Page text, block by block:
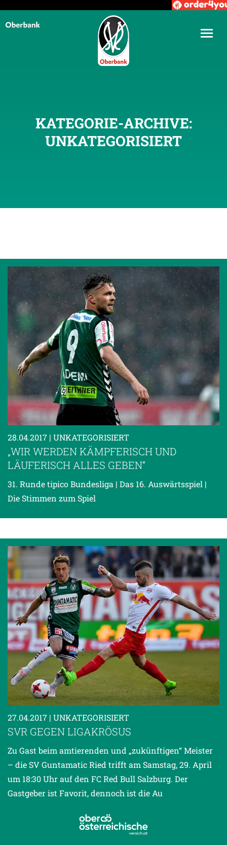
KATEGORIE-ARCHIVE:
UNKATEGORISIERT
28.04.2017 | UNKATEGORISIERT
„WIR WERDEN KÄMPFERISCH UND
LÄUFERISCH ALLES GEBEN“
31. Runde tipico Bundesliga | Das 16. Auswärtsspiel |
Die Stimmen zum Spiel
27.04.2017 | UNKATEGORISIERT
SVR GEGEN LIGAKRÖSUS
Zu Gast beim amtierenden und „zukünftigen“ Meister
– die SV Guntamatic Ried trifft am Samstag, 29. April
um 18:30 Uhr auf den FC Red Bull Salzburg. Der
Gastgeber ist Favorit, dennoch ist die Au